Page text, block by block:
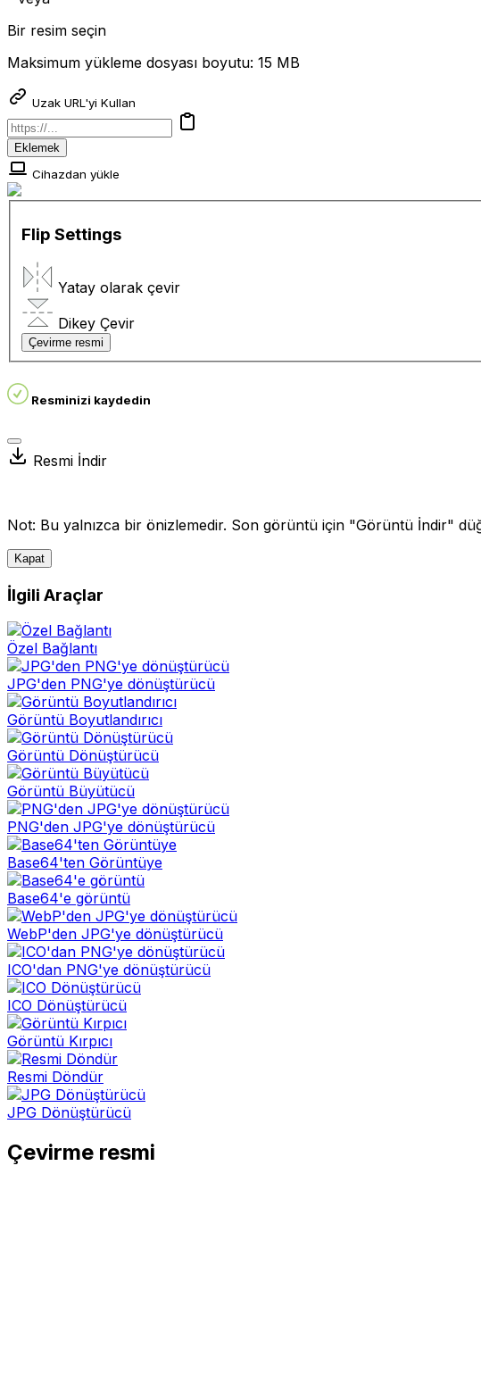
Bir resim seçin
Maksimum yükleme dosyası boyutu: 15 MB
Uzak URL'yi Kullan
Eklemek
Cihazdan yükle
Flip Settings
Yatay olarak çevir
Dikey Çevir
Çevirme resmi
Resminizi kaydedin
Resmi İndir
Not: Bu yalnızca bir önizlemedir. Son görüntü için "Görüntü İndir"
Kapat
İlgili Araçlar
Özel Bağlantı
JPG'den PNG'ye dönüştürücü
Görüntü Boyutlandırıcı
Görüntü Dönüştürücü
Görüntü Büyütücü
PNG'den JPG'ye dönüştürücü
Base64'ten Görüntüye
Base64'e görüntü
WebP'den JPG'ye dönüştürücü
ICO'dan PNG'ye dönüştürücü
ICO Dönüştürücü
Görüntü Kırpıcı
Resmi Döndür
JPG Dönüştürücü
Çevirme resmi